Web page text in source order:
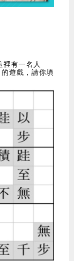
有一名人
的遊戲，請你填